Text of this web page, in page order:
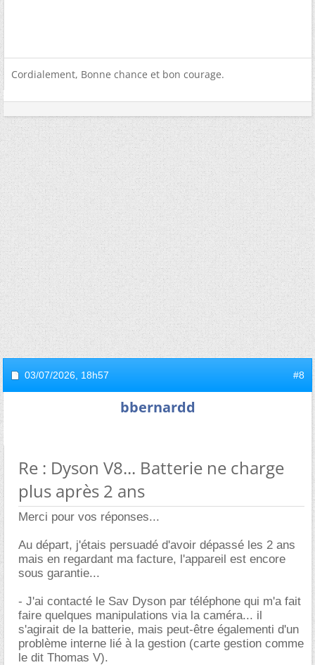
Cordialement, Bonne chance et bon courage.
03/07/2026, 18h57 #8
bbernardd
Re : Dyson V8... Batterie ne charge
plus après 2 ans
Merci pour vos réponses...
Au départ, j'étais persuadé d'avoir dépassé les 2 ans
mais en regardant ma facture, l'appareil est encore
sous garantie...
- J'ai contacté le Sav Dyson par téléphone qui m'a fait
faire quelques manipulations via la caméra... il
s'agirait de la batterie, mais peut-être égalementi d'un
problème interne lié à la gestion (carte gestion comme
le dit Thomas V).